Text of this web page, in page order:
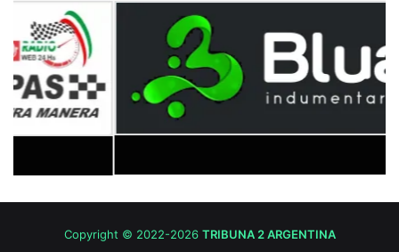
Copyright © 2022-2026 TRIBUNA 2 ARGENTINA